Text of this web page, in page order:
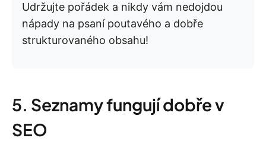
Udržujte pořádek a nikdy vám nedojdou
nápady na psaní poutavého a dobře
strukturovaného obsahu!
5. Seznamy fungují dobře v
SEO